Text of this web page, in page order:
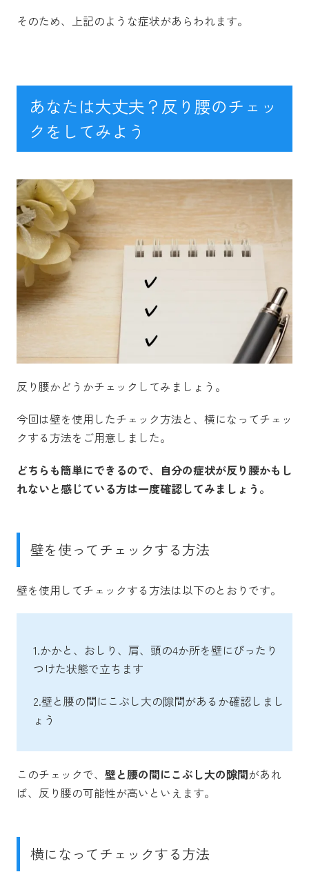
そのため、上記のような症状があらわれます。
あなたは大丈夫？反り腰のチェッ
クをしてみよう
反り腰かどうかチェックしてみましょう。
今回は壁を使用したチェック方法と、横になってチェッ
クする方法をご用意しました。
どちらも簡単にできるので、自分の症状が反り腰かもし
れないと感じている方は一度確認してみましょう。
壁を使ってチェックする方法
壁を使用してチェックする方法は以下のとおりです。
1.かかと、おしり、肩、頭の4か所を壁にぴったり
つけた状態で立ちます
2.壁と腰の間にこぶし大の隙間があるか確認しまし
ょう
このチェックで、 壁と腰の間にこぶし大の隙間があれ
ば、反り腰の可能性が高いといえます。
横になってチェックする方法